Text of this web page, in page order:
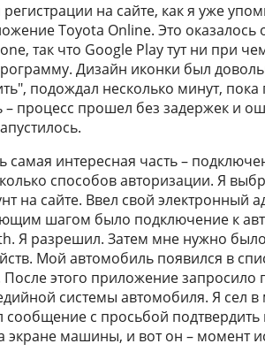
на сайте, как я уже
Toyota Online. Это оказалось
так что Google Play тут ни при
Дизайн иконки был
подождал несколько минут,
– процесс прошел без задержек и
самая интересная часть –
способов авторизации. Я
на сайте. Ввел свой электронный
шагом было подключение к
Я разрешил. Затем мне нужно
Мой автомобиль появился в
После этого приложение
системы автомобиля. Я сел
сообщение с просьбой
экране машины, и вот он – момент